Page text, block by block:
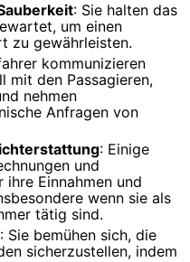
: Sie halten das
um einen
zu gewährleisten.
kommunizieren
mit den Passagieren,
nehmen
Anfragen von
: Einige
und
Einnahmen und
wenn sie als
tätig sind.
: Sie bemühen sich, die
sicherzustellen, indem